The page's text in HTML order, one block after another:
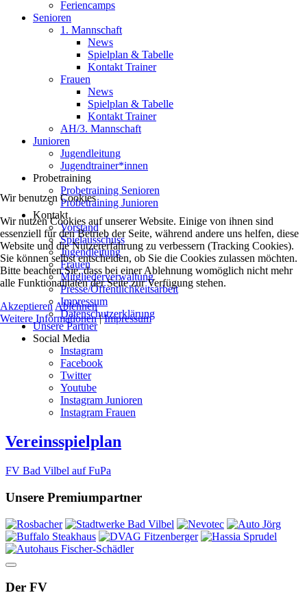
Feriencamps
Senioren
1. Mannschaft
News
Spielplan & Tabelle
Kontakt Trainer
Frauen
News
Spielplan & Tabelle
Kontakt Trainer
AH/3. Mannschaft
Junioren
Jugendleitung
Jugendtrainer*innen
Probetraining
Probetraining Senioren
Probetraining Junioren
Kontakt
Vorstand
Spielausschuss
Jugendleitung
Frauen
Mitgliederverwaltung
Presse/Öffentlichkeitsarbeit
Impressum
Datenschutzerklärung
Unsere Partner
Social Media
Instagram
Facebook
Twitter
Youtube
Instagram Junioren
Instagram Frauen
Vereinsspielplan
FV Bad Vilbel auf FuPa
Unsere Premiumpartner
Der FV
Wir benutzen Cookies
Wir nutzen Cookies auf unserer Website. Einige von ihnen sind
essenziell für den Betrieb der Seite, während andere uns helfen, diese
Website und die Nutzererfahrung zu verbessern (Tracking Cookies).
Sie können selbst entscheiden, ob Sie die Cookies zulassen möchten.
Bitte beachten Sie, dass bei einer Ablehnung womöglich nicht mehr
alle Funktionalitäten der Seite zur Verfügung stehen.
Akzeptieren Ablehnen
Weitere Informationen|Impressum